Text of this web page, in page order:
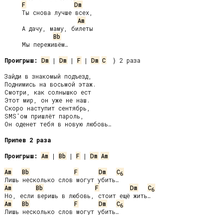
F
Dm
Am
Bb
Проигрыш:
Dm | Dm | F | Dm C
  } 2 раза
Зайди в знакомый подъезд,
Поднимись на восьмой этаж.
Смотри, как солнышко ест
Этот мир, он уже не наш.
Скоро наступит сентябрь,
SMS'ом пришлёт пароль,
Он оденет тебя в новую любовь…
Припев 2 раза
Проигрыш:
Am | Bb | F | Dm Am
Am
Bb F Dm C6
Am
Bb F Dm C6
Am
Bb F Dm C6